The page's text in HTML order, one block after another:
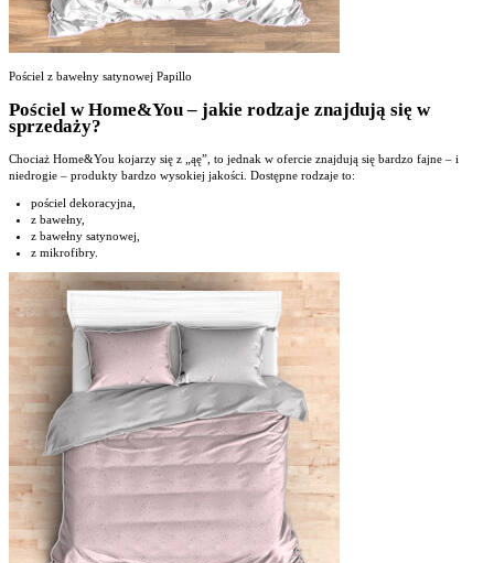
Pościel z bawełny satynowej Papillo
Pościel w Home&You – jakie rodzaje znajdują się w
sprzedaży?
Chociaż Home&You kojarzy się z „ąę”, to jednak w ofercie znajdują się bardzo fajne – i
niedrogie – produkty bardzo wysokiej jakości. Dostępne rodzaje to:
pościel dekoracyjna,
z bawełny,
z bawełny satynowej,
z mikrofibry.